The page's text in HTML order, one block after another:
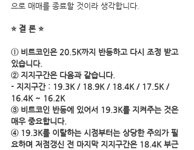
으로 매매를 종료할 것이라 생각합니다.
⭐ 결 론 ⭐
① 비트코인은 20.5K까지 반등하고 다시 조정 받고
있습니다.
② 지지구간은 다음과 같습니다.
- 지지구간 : 19.3K / 18.9K / 18.4K / 17.5K /
16.4K ~ 16.2K
③ 비트코인 반등에 있어서 19.3K를 지켜주는 것은
매우 중요합니다.
④ 19.3K를 이탈하는 시점부터는 상당한 주의가 필
요하며 저점갱신 전 마지막 지지구간은 18.4K 부근